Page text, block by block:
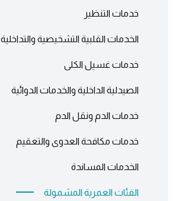
خدمات التنظير
الخدمات القلبية التشخيصية والتداخلية
خدمات غسيل الكلى
الصيدلية الداخلية والخدمات الدوائية
خدمات الدم ونقل الدم
خدمات مكافحة العدوى والتعقيم
الخدمات المساندة
الفئات العمرية المشمولة